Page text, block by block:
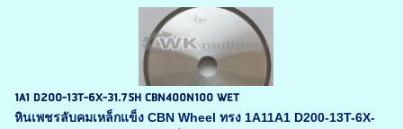
1A1 D200-13T-6X-31.75H CBN400N100 WET
หินเพชรลับคมเหล็กแข็ง CBN Wheel ทรง 1A11A1 D200-13T-6X-